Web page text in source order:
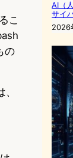
こ
の
AI（
サイ
2026